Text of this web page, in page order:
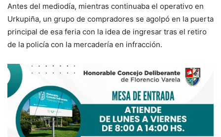
Antes del mediodía, mientras continuaba el operativo en
Urkupiña, un grupo de compradores se agolpó en la puerta
principal de esa feria con la idea de ingresar tras el retiro
de la policía con la mercadería en infracción.